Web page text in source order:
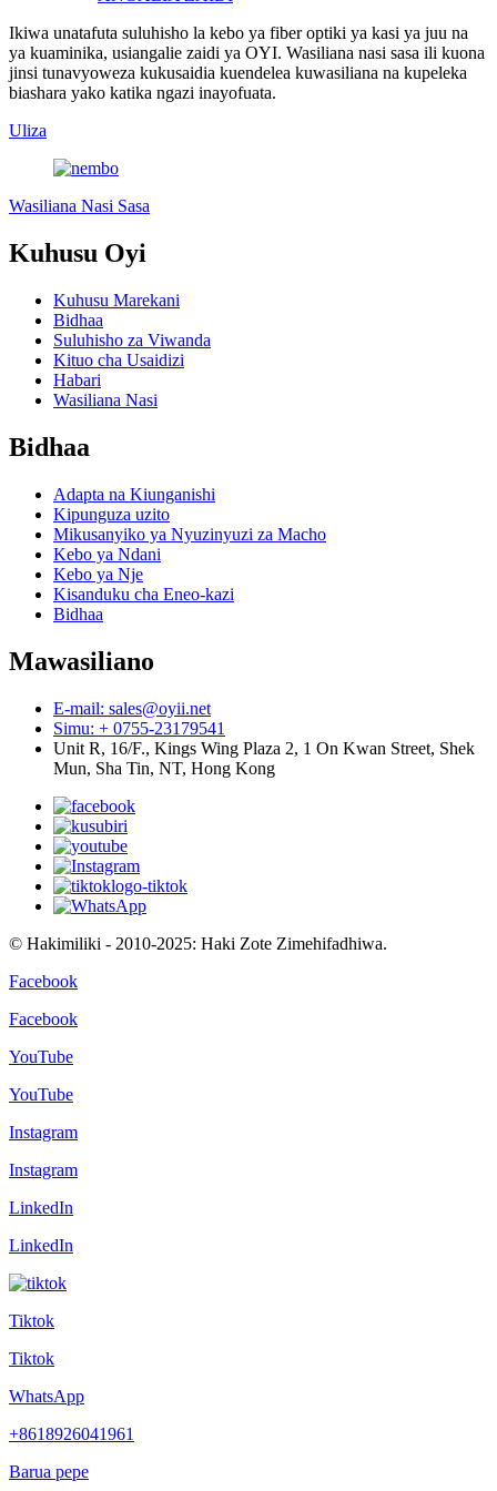
Ikiwa unatafuta suluhisho la kebo ya fiber optiki ya kasi ya juu na
ya kuaminika, usiangalie zaidi ya OYI. Wasiliana nasi sasa ili kuona
jinsi tunavyoweza kukusaidia kuendelea kuwasiliana na kupeleka
biashara yako katika ngazi inayofuata.
Uliza
Wasiliana Nasi Sasa
Kuhusu Oyi
Kuhusu Marekani
Bidhaa
Suluhisho za Viwanda
Kituo cha Usaidizi
Habari
Wasiliana Nasi
Bidhaa
Adapta na Kiunganishi
Kipunguza uzito
Mikusanyiko ya Nyuzinyuzi za Macho
Kebo ya Ndani
Kebo ya Nje
Kisanduku cha Eneo-kazi
Bidhaa
Mawasiliano
E-mail: sales@oyii.net
Simu: + 0755-23179541
Unit R, 16/F., Kings Wing Plaza 2, 1 On Kwan Street, Shek
Mun, Sha Tin, NT, Hong Kong
© Hakimiliki - 2010-2025: Haki Zote Zimehifadhiwa.
Facebook
Facebook
YouTube
YouTube
Instagram
Instagram
LinkedIn
LinkedIn
Tiktok
Tiktok
WhatsApp
+8618926041961
Barua pepe